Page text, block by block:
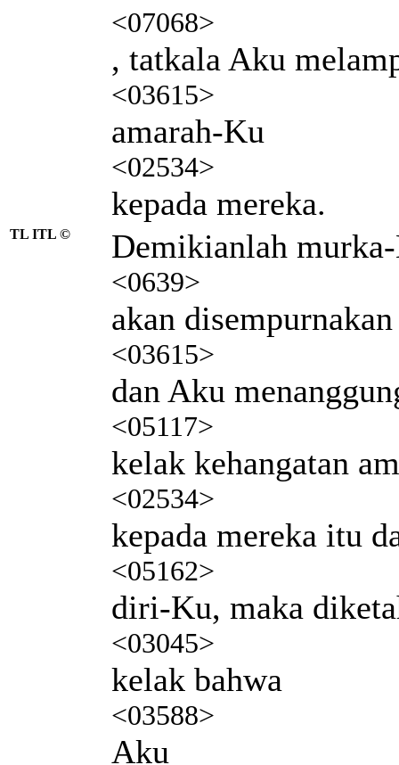
<07068>
, tatkala Aku
<03615>
amarah-Ku
<02534>
kepada mereka.
TL ITL © Demikianlah
<0639>
akan disempurnakan
<03615>
dan Aku
<05117>
kelak kehangatan
<02534>
kepada mereka itu
<05162>
diri-Ku, maka
<03045>
kelak bahwa
<03588>
Aku